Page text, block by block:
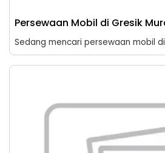
Persewaan Mobil di Gresik
Sedang mencari persewaan mobil di